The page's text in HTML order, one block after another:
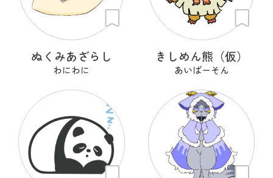
ぬくみあざらし
わにわに
きしめん熊（仮）
あいばーそん